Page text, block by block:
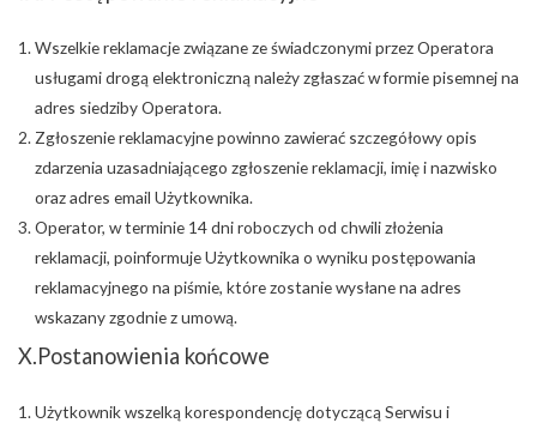
Wszelkie reklamacje związane ze świadczonymi przez Operatora
usługami drogą elektroniczną należy zgłaszać w formie pisemnej na
adres siedziby Operatora.
Zgłoszenie reklamacyjne powinno zawierać szczegółowy opis
zdarzenia uzasadniającego zgłoszenie reklamacji, imię i nazwisko
oraz adres email Użytkownika.
Operator, w terminie 14 dni roboczych od chwili złożenia
reklamacji, poinformuje Użytkownika o wyniku postępowania
reklamacyjnego na piśmie, które zostanie wysłane na adres
wskazany zgodnie z umową.
X.Postanowienia końcowe
Użytkownik wszelką korespondencję dotyczącą Serwisu i